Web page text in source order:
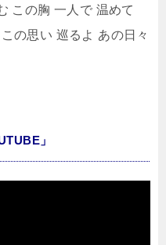
この胸 一人で 温めて
の思い 巡るよ あの日々
」